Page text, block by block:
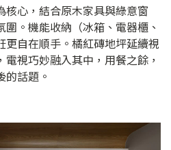
核心，結合原木家具與綠意窗
。機能收納（冰箱、電器櫃、
自在順手。橘紅磚地坪延續視
視巧妙融入其中，用餐之餘，
的話題。